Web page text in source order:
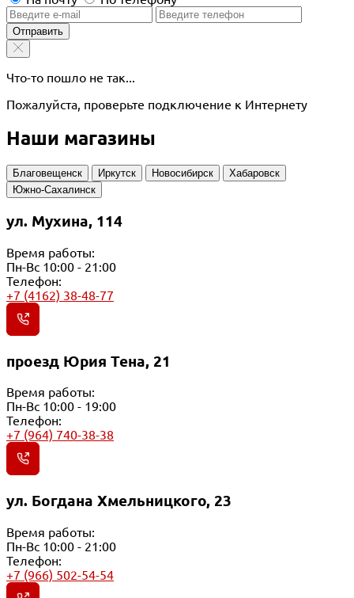
Отправить
Что-то пошло не так...
Пожалуйста, проверьте подключение к Интернету
Наши магазины
Благовещенск Иркутск Новосибирск
Хабаровск
Южно-Сахалинск
ул. Мухина, 114
Время работы:
Пн-Вс 10:00 - 21:00
Телефон:
+7 (4162) 38-48-77
проезд Юрия Тена, 21
Время работы:
Пн-Вс 10:00 - 19:00
Телефон:
+7 (964) 740-38-38
ул. Богдана Хмельницкого, 23
Время работы:
Пн-Вс 10:00 - 21:00
Телефон:
+7 (966) 502-54-54